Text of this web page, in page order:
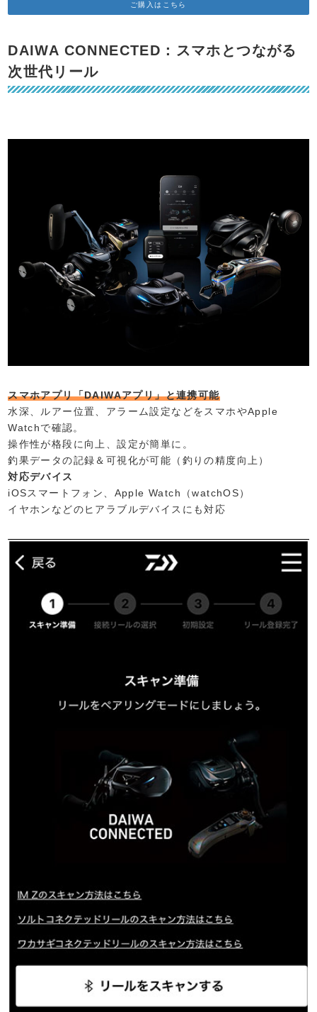
ご購入はこちら
DAIWA CONNECTED：スマホとつながる
次世代リール
スマホアプリ「DAIWAアプリ」と連携可能
水深、ルアー位置、アラーム設定などをスマホやApple
Watchで確認。
操作性が格段に向上、設定が簡単に。
釣果データの記録＆可視化が可能（釣りの精度向上）
対応デバイス
iOSスマートフォン、Apple Watch（watchOS）
イヤホンなどのヒアラブルデバイスにも対応